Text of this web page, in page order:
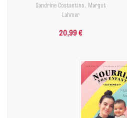
Sandrine Costantino, Margot
Lahmer
20,99 €